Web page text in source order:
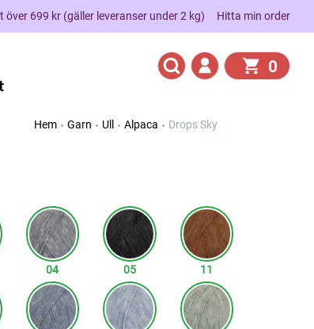
över 699 kr (gäller leveranser under 2 kg) Hitta min order
0
Hem Garn Ull Alpaca Drops Sky
04 05 11